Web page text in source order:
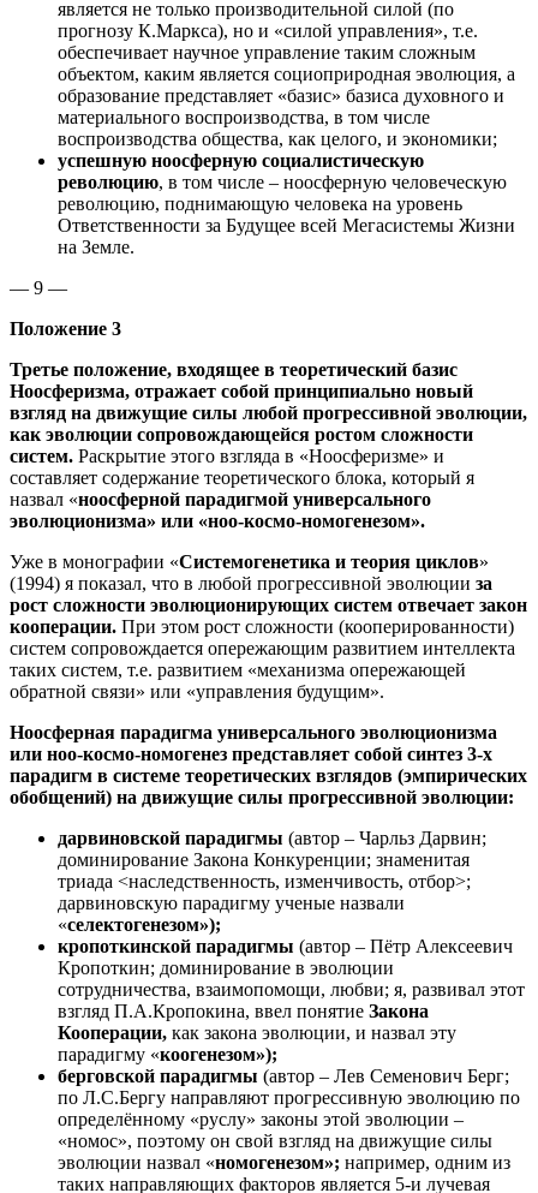
является не только производительной силой (по
прогнозу К.Маркса), но и «силой управления», т.е.
обеспечивает научное управление таким сложным
объектом, каким является социоприродная эволюция, а
образование представляет «базис» базиса духовного и
материального воспроизводства, в том числе
воспроизводства общества, как целого, и экономики;
успешную ноосферную социалистическую
революцию, в том числе – ноосферную человеческую
революцию, поднимающую человека на уровень
Ответственности за Будущее всей Мегасистемы Жизни
на Земле.
— 9 —
Положение 3
Третье положение, входящее в теоретический базис
Ноосферизма, отражает собой принципиально новый
взгляд на движущие силы любой прогрессивной эволюции,
как эволюции сопровождающейся ростом сложности
систем. Раскрытие этого взгляда в «Ноосферизме» и
составляет содержание теоретического блока, который я
назвал «ноосферной парадигмой универсального
эволюционизма» или «ноо-космо-номогенезом».
Уже в монографии «Системогенетика и теория циклов»
(1994) я показал, что в любой прогрессивной эволюции за
рост сложности эволюционирующих систем отвечает закон
кооперации. При этом рост сложности (кооперированности)
систем сопровождается опережающим развитием интеллекта
таких систем, т.е. развитием «механизма опережающей
обратной связи» или «управления будущим».
Ноосферная парадигма универсального эволюционизма
или ноо-космо-номогенез представляет собой синтез 3-х
парадигм в системе теоретических взглядов (эмпирических
обобщений) на движущие силы прогрессивной эволюции:
дарвиновской парадигмы (автор – Чарльз Дарвин;
доминирование Закона Конкуренции; знаменитая
триада <наследственность, изменчивость, отбор>;
дарвиновскую парадигму ученые назвали
«селектогенезом»);
кропоткинской парадигмы (автор – Пётр Алексеевич
Кропоткин; доминирование в эволюции
сотрудничества, взаимопомощи, любви; я, развивал этот
взгляд П.А.Кропокина, ввел понятие Закона
Кооперации, как закона эволюции, и назвал эту
парадигму «коогенезом»);
берговской парадигмы (автор – Лев Семенович Берг;
по Л.С.Бергу направляют прогрессивную эволюцию по
определённому «руслу» законы этой эволюции –
«номос», поэтому он свой взгляд на движущие силы
эволюции назвал «номогенезом»; например, одним из
таких направляющих факторов является 5-и лучевая